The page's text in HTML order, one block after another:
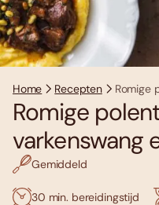
Home Recepten Romige
Romige
varkenswang
Gemiddeld
30 min. bereidingstijd